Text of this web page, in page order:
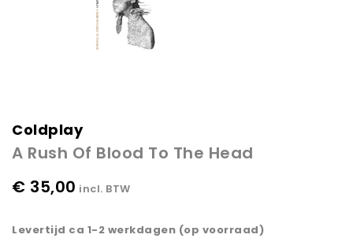
Coldplay
A Rush Of Blood To The Head
€ 35,00 incl. BTW
Levertijd ca 1-2 werkdagen (op voorraad)